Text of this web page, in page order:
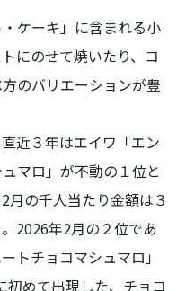
ケーキ」に含まれる小
にのせて焼いたり、コ
のバリエーションが豊
近３年はエイワ「エン
マロ」が不動の１位と
月の千人当たり金額は３
2026年2月の２位であ
トチョコマシュマロ」
初めて出現した、チョコ